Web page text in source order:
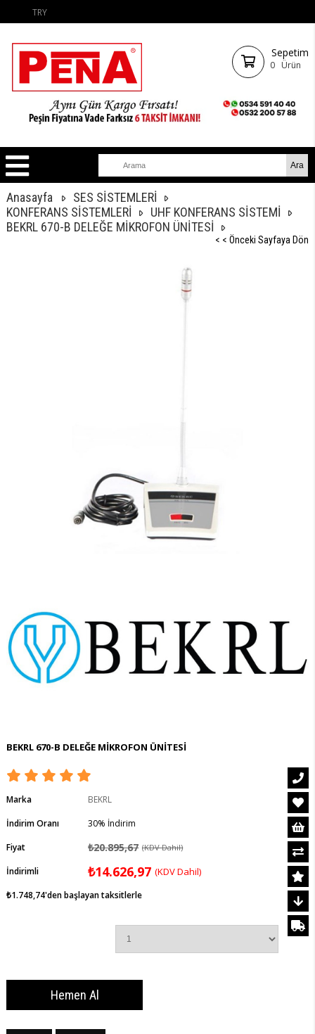
TRY
Sepetim
0 Ürün
Anasayfa
SES SİSTEMLERİ
KONFERANS SİSTEMLERİ
UHF KONFERANS SİSTEMİ
BEKRL 670-B DELEĞE MİKROFON ÜNİTESİ
< < Önceki Sayfaya Dön
BEKRL 670-B DELEĞE MİKROFON ÜNİTESİ
Marka
BEKRL
İndirim Oranı
%
30
İndirim
Fiyat
₺20.895,67 (KDV Dahil)
İndirimli ₺14.626,97 (KDV Dahil)
₺1.748,74'den başlayan taksitlerle